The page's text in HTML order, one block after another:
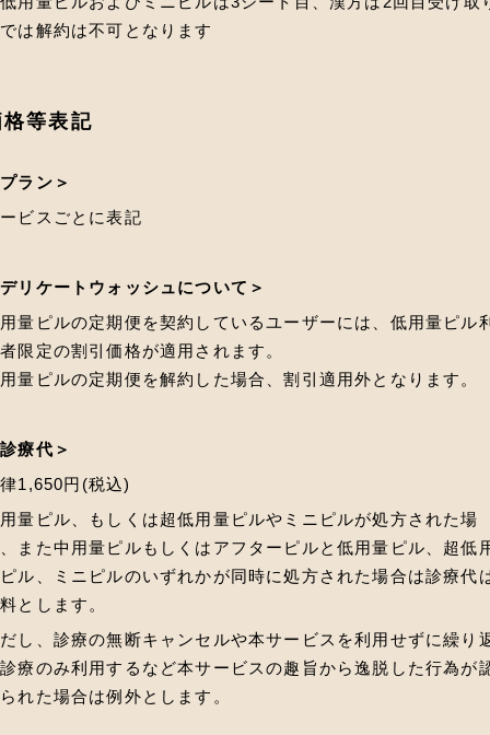
は解約は不可となります
格等表記
ラン＞
ビスごとに表記
リケートウォッシュについて＞
量ピルの定期便を契約しているユーザーには、低用量ピル利
限定の割引価格が適用されます。
量ピルの定期便を解約した場合、割引適用外となります。
療代＞
1,650円(税込)
量ピル、もしくは超低用量ピルやミニピルが処方された場
また中用量ピルもしくはアフターピルと低用量ピル、超低
ル、ミニピルのいずれかが同時に処方された場合は診療代
とします。
し、診療の無断キャンセルや本サービスを利用せずに繰り
療のみ利用するなど本サービスの趣旨から逸脱した行為が
れた場合は例外とします。